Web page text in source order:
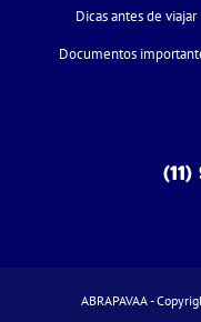
Dicas antes de viajar
Documentos
ABRAPAVAA -